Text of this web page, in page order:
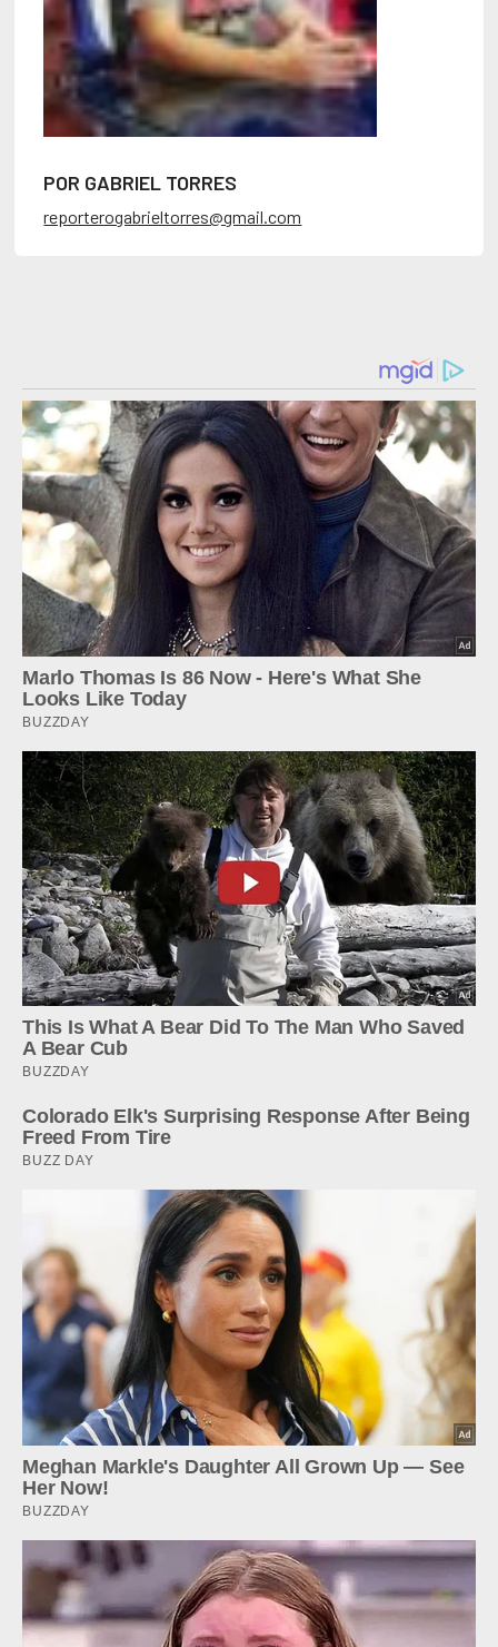
POR GABRIEL TORRES
reporterogabrieltorres@gmail.com